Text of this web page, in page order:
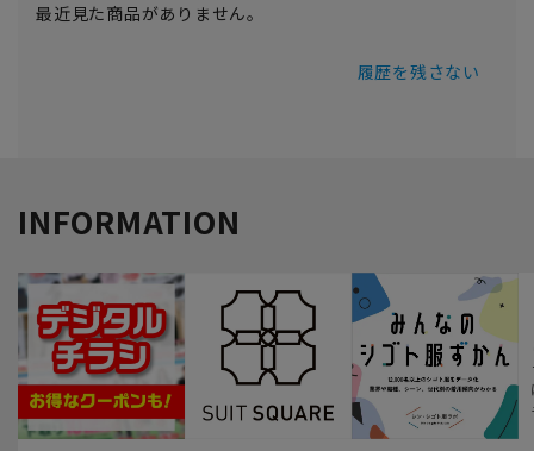
最近見た商品がありません。
履歴を残さない
INFORMATION